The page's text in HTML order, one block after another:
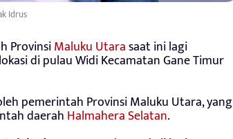
Idrus
ProvinsiMaluku Utarasaat ini lagi
di pulau Widi Kecamatan Gane Timur
pemerintah Provinsi Maluku Utara, yang
daerah Halmahera Selatan.